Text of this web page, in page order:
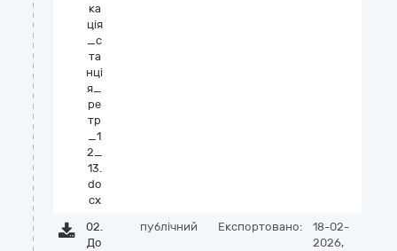
ка
ція
_с
та
нці
я_
ре
тр
_1
2_
13.
do
cx
02.
До
публічний Експортовано:
18-02-
2026,